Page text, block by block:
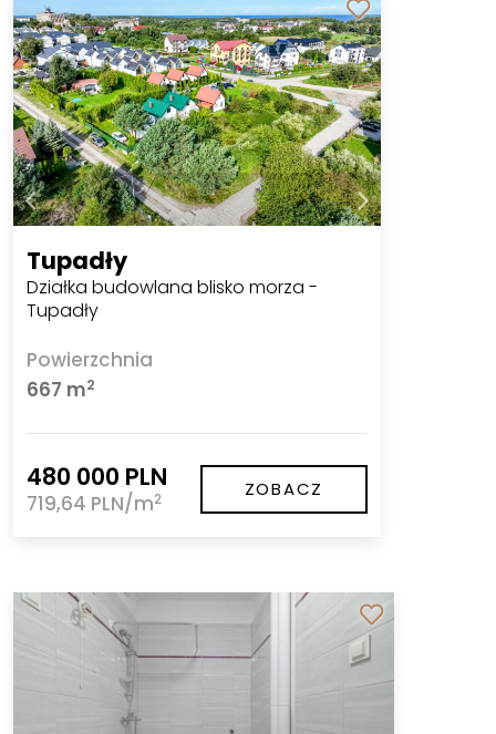
Tupadły
Działka budowlana blisko morza -
Tupadły
Powierzchnia
667 m2
480 000 PLN
719,64 PLN/m2 ZOBACZ